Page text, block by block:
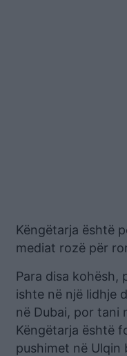
Këngëtarja është
mediat rozë për
Para disa kohësh,
ishte në një lidhje
në Dubai, por tani
Këngëtarja është
pushimet në Ulqin